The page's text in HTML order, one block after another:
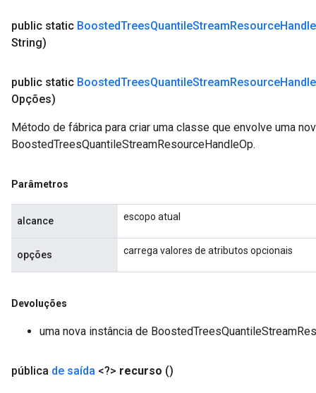
public static BoostedTreesQuantileStreamResourceHandle
String)
public static BoostedTreesQuantileStreamResourceHandle
Opções)
Método de fábrica para criar uma classe que envolve uma
BoostedTreesQuantileStreamResourceHandleOp.
Parâmetros
alcance escopo atual
opções carrega valores de atributos opcionais
Devoluções
uma nova instância de
pública de saída <?> recurso ()